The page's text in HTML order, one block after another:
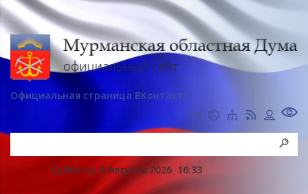
Официальная страница ВКонтакте
Суббота, 8 Августа 2026 16:33